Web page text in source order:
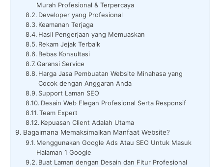
Murah Profesional & Terpercaya
Developer yang Profesional
Keamanan Terjaga
Hasil Pengerjaan yang Memuaskan
Rekam Jejak Terbaik
Bebas Konsultasi
Garansi Service
Harga Jasa Pembuatan Website Minahasa yang
Cocok dengan Anggaran Anda
Support Laman SEO
Desain Web Elegan Profesional Serta Responsif
Team Expert
Kepuasan Client Adalah Utama
Bagaimana Memaksimalkan Manfaat Website?
Menggunakan Google Ads Atau SEO Untuk Masuk
Halaman 1 Google
Buat Laman dengan Desain dan Fitur Profesional